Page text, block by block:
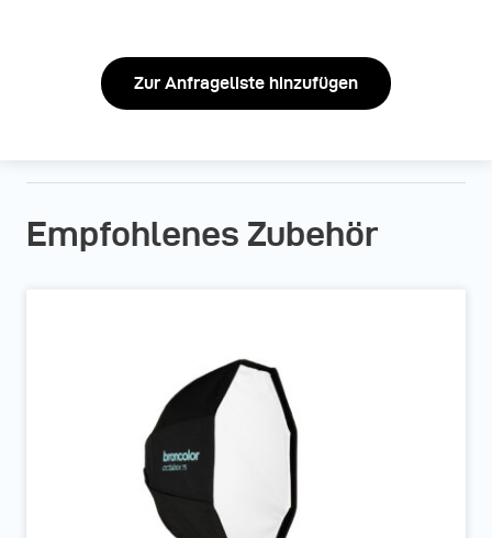
Zur Anfrageliste hinzufügen
Empfohlenes Zubehör